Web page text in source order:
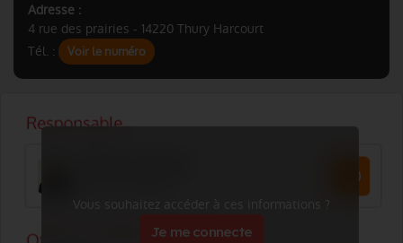
Adresse :
4 rue des prairies - 14220 Thury Harcourt
Tél. :
Voir le numéro
Vous souhaitez accéder à ces informations ?
Je me connecte